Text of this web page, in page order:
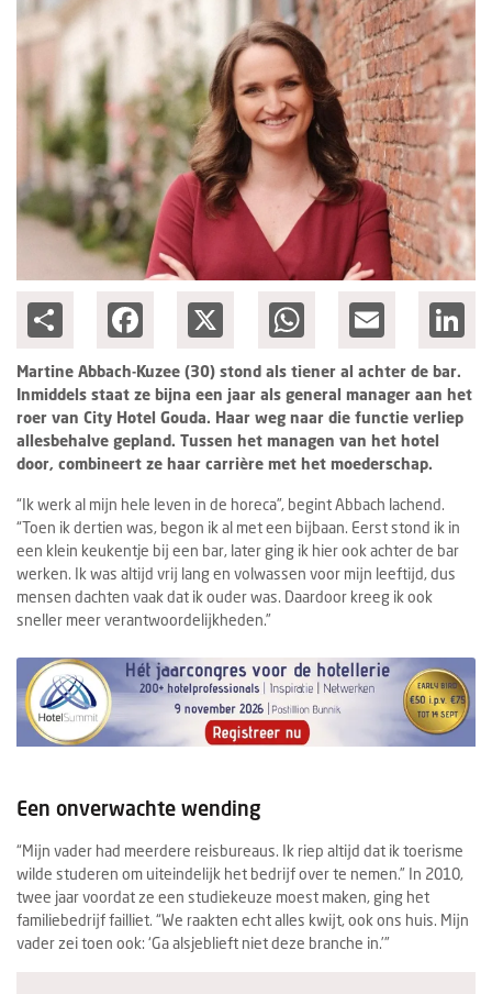
Michelin
Nieuwe hotels
Personalia
HotelSummit
Facebook WhatsAppEmail
Martine Abbach-Kuzee (30) stond als tiener al achter de bar.
Inmiddels staat ze bijna een jaar als general manager aan het
roer van City Hotel Gouda. Haar weg naar die functie verliep
allesbehalve gepland. Tussen het managen van het hotel
door, combineert ze haar carrière met het moederschap.
“Ik werk al mijn hele leven in de horeca”, begint Abbach lachend.
“Toen ik dertien was, begon ik al met een bijbaan. Eerst stond ik in
een klein keukentje bij een bar, later ging ik hier ook achter de bar
werken. Ik was altijd vrij lang en volwassen voor mijn leeftijd, dus
mensen dachten vaak dat ik ouder was. Daardoor kreeg ik ook
sneller meer verantwoordelijkheden.”
Een onverwachte wending
“Mijn vader had meerdere reisbureaus. Ik riep altijd dat ik toerisme
wilde studeren om uiteindelijk het bedrijf over te nemen.” In 2010,
twee jaar voordat ze een studiekeuze moest maken, ging het
familiebedrijf failliet. “We raakten echt alles kwijt, ook ons huis. Mijn
vader zei toen ook: ‘Ga alsjeblieft niet deze branche in.’”